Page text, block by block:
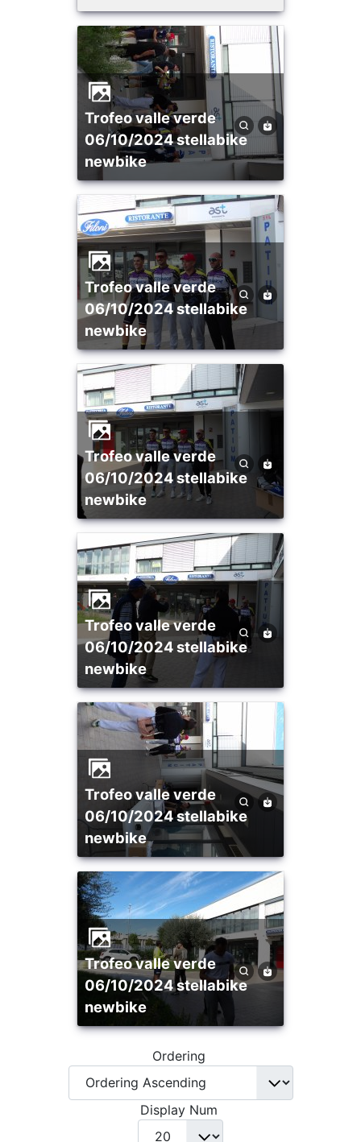
trofeo valle verde
06/10/2024 stellabike
newbike
trofeo valle verde
06/10/2024 stellabike
newbike
trofeo valle verde
06/10/2024 stellabike
newbike
trofeo valle verde
06/10/2024 stellabike
newbike
trofeo valle verde
06/10/2024 stellabike
newbike
trofeo valle verde
06/10/2024 stellabike
newbike
Ordering
Display Num